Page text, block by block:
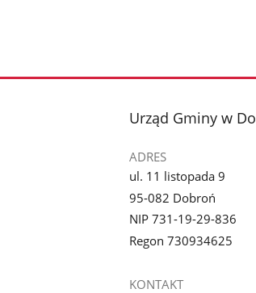
stopka
Urząd Gminy w
ADRES
ul. 11 listopada 9
95-082 Dobroń
NIP 731-19-29-836
Regon 730934625
KONTAKT